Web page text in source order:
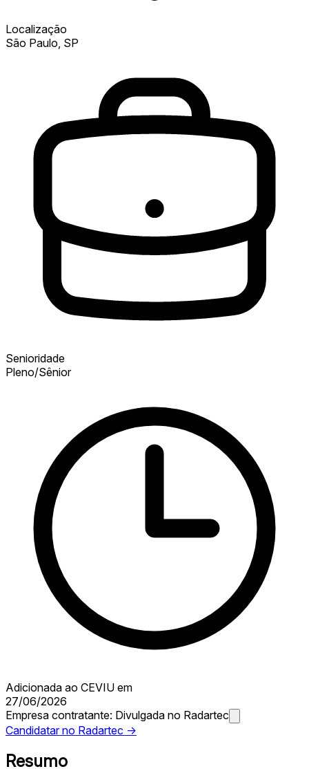
Localização
São Paulo, SP
Senioridade
Pleno/Sênior
Adicionada ao CEVIU em
27/06/2026
Empresa contratante: Divulgada no Radartec
Candidatar no Radartec →
Resumo